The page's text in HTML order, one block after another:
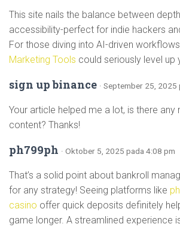
This site nails the balance between
accessibility-perfect for indie hackers
For those diving into AI-driven
Marketing Tools could seriously level up
sign up binance · September 25, 2025
Your article helped me a lot, is there any
content? Thanks!
ph799ph · Oktober 5, 2025 pada 4:08 pm
That’s a solid point about bankroll
for any strategy! Seeing platforms like
casino offer quick deposits definitely
game longer. A streamlined experience